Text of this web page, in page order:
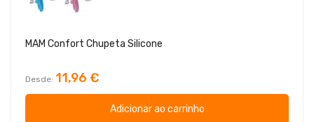
MAM Confort Chupeta Silicone
Desde 11,96 €
Adicionar ao carrinho